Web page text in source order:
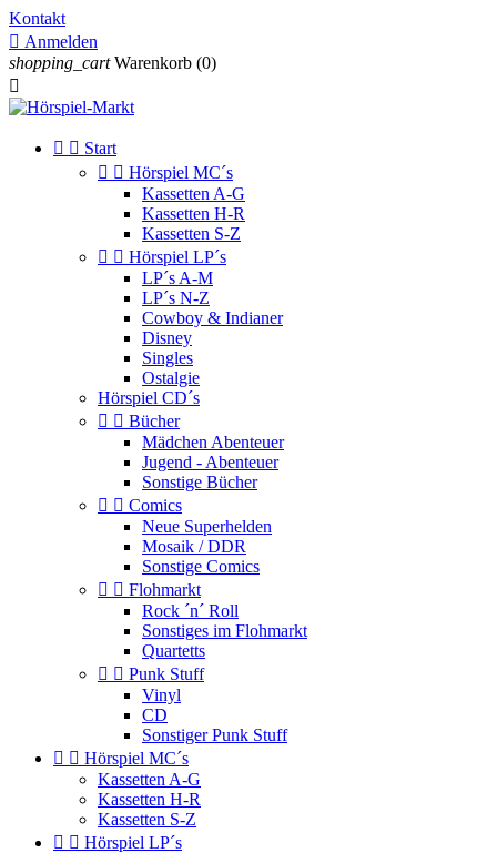
Kontakt
 Anmelden
shopping_cart Warenkorb (0)

  Start
  Hörspiel MC´s
Kassetten A-G
Kassetten H-R
Kassetten S-Z
  Hörspiel LP´s
LP´s A-M
LP´s N-Z
Cowboy & Indianer
Disney
Singles
Ostalgie
Hörspiel CD´s
  Bücher
Mädchen Abenteuer
Jugend - Abenteuer
Sonstige Bücher
  Comics
Neue Superhelden
Mosaik / DDR
Sonstige Comics
  Flohmarkt
Rock ´n´ Roll
Sonstiges im Flohmarkt
Quartetts
  Punk Stuff
Vinyl
CD
Sonstiger Punk Stuff
  Hörspiel MC´s
Kassetten A-G
Kassetten H-R
Kassetten S-Z
  Hörspiel LP´s